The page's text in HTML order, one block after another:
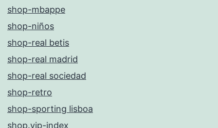
shop-mbappe
shop-niños
shop-real betis
shop-real madrid
shop-real sociedad
shop-retro
shop-sporting lisboa
shop.vip-index